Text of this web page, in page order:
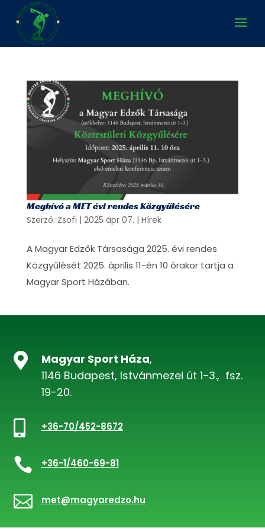
Meghívó a MET évi rendes Közgyűlésére
Szerző: Zsofi | 2025 ápr 07. | Hírek
A Magyar Edzők Társasága 2025. évi rendes
Közgyűlését 2025. április 11-én 10 órakor tartja a
Magyar Sport Házában.
 Magyar Sport Háza,
1146 Budapest, Istvánmezei út 1-3., fsz.
19-20.
 +36-70/452-8672
 +36-1/460-69-81
 met@magyaredzo.hu